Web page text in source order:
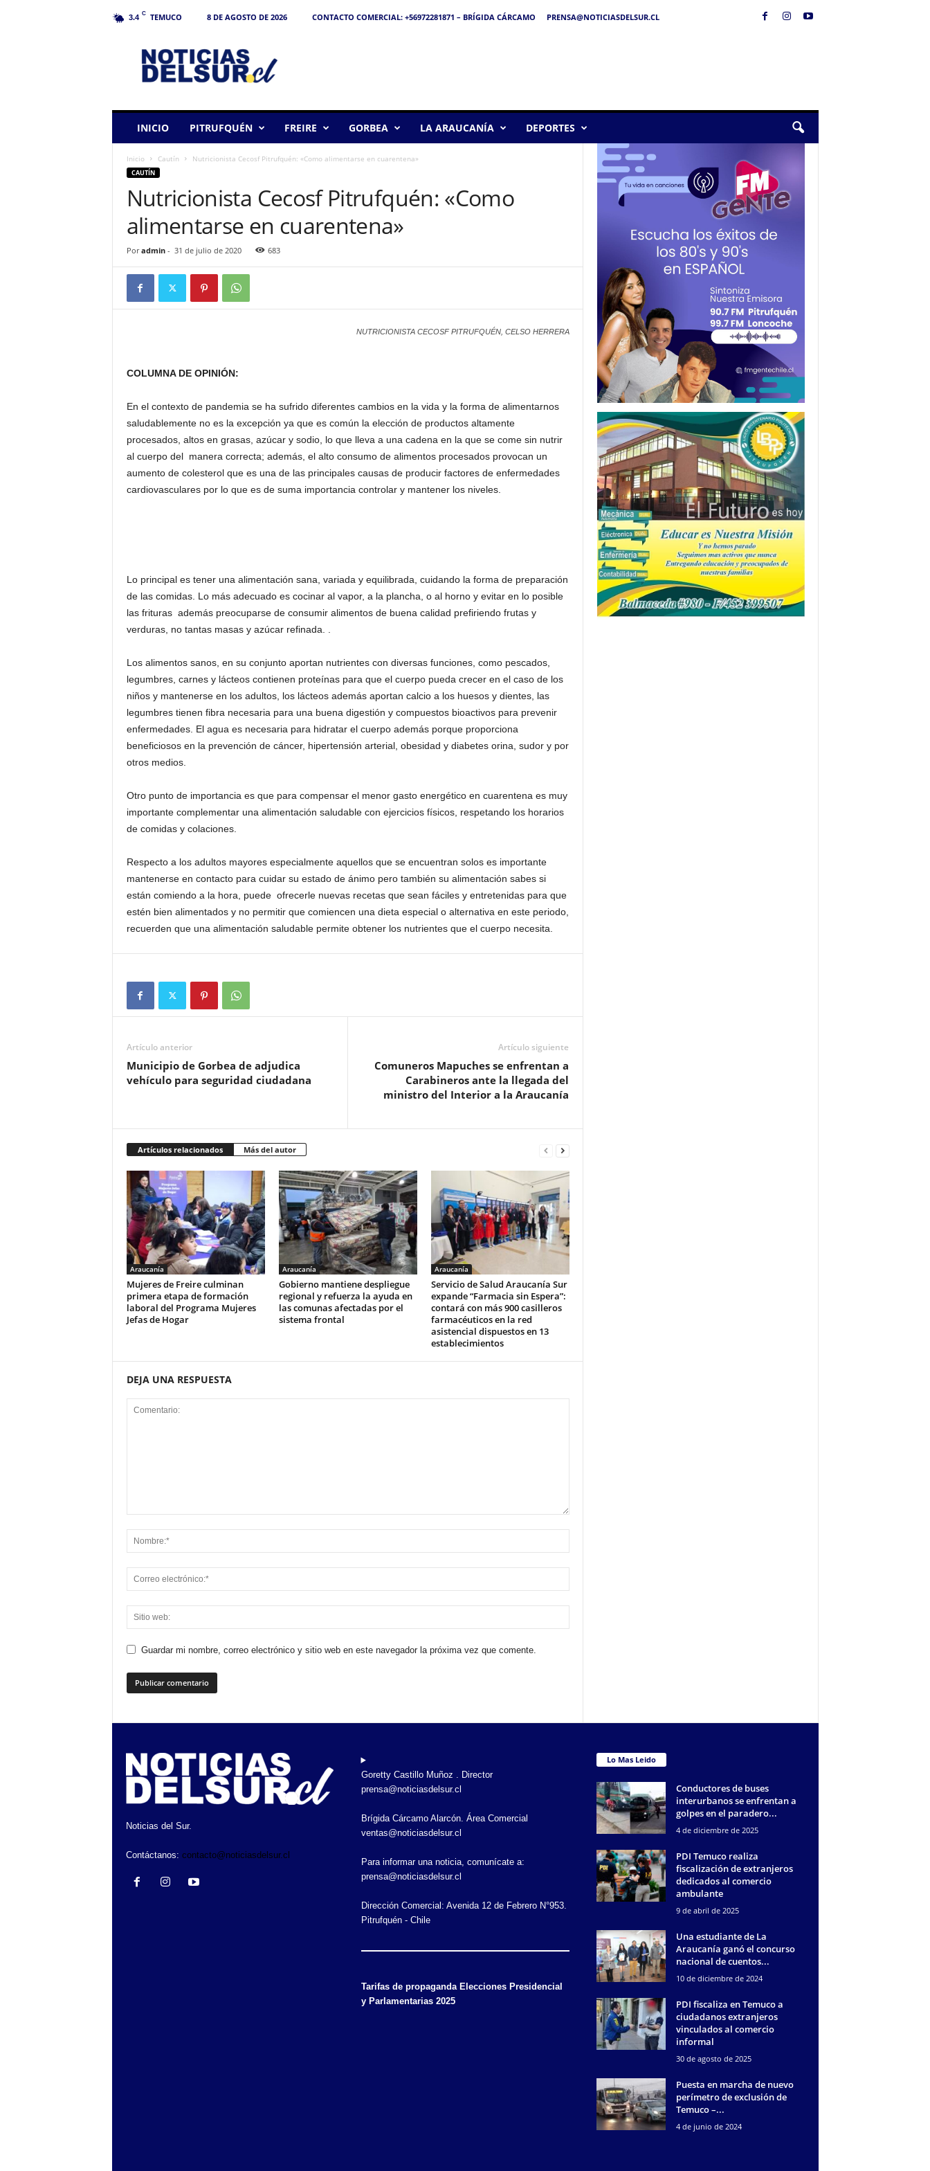
3.4 C TEMUCO 8 DE AGOSTO DE 2026 CONTACTO COMERCIAL: +56972281871 – BRÍGIDA CÁRCAMO
PRENSA@NOTICIASDELSUR.CL
INICIO PITRUFQUÉN FREIRE GORBEA LA ARAUCANÍA DEPORTES
Inicio Cautín Nutricionista Cecosf Pitrufquén: «Como alimentarse en cuarentena»
CAUTÍN
Nutricionista Cecosf Pitrufquén: «Como
alimentarse en cuarentena»
Por admin- 31 de julio de 2020 683
NUTRICIONISTA CECOSF PITRUFQUÉN, CELSO HERRERA
COLUMNA DE OPINIÓN:
En el contexto de pandemia se ha sufrido diferentes cambios en la vida y la forma de alimentarnos
saludablemente no es la excepción ya que es común la elección de productos altamente
procesados, altos en grasas, azúcar y sodio, lo que lleva a una cadena en la que se come sin nutrir
al cuerpo del manera correcta; además, el alto consumo de alimentos procesados provocan un
aumento de colesterol que es una de las principales causas de producir factores de enfermedades
cardiovasculares por lo que es de suma importancia controlar y mantener los niveles.
Lo principal es tener una alimentación sana, variada y equilibrada, cuidando la forma de preparación
de las comidas. Lo más adecuado es cocinar al vapor, a la plancha, o al horno y evitar en lo posible
las frituras además preocuparse de consumir alimentos de buena calidad prefiriendo frutas y
verduras, no tantas masas y azúcar refinada. .
Los alimentos sanos, en su conjunto aportan nutrientes con diversas funciones, como pescados,
legumbres, carnes y lácteos contienen proteínas para que el cuerpo pueda crecer en el caso de los
niños y mantenerse en los adultos, los lácteos además aportan calcio a los huesos y dientes, las
legumbres tienen fibra necesaria para una buena digestión y compuestos bioactivos para prevenir
enfermedades. El agua es necesaria para hidratar el cuerpo además porque proporciona
beneficiosos en la prevención de cáncer, hipertensión arterial, obesidad y diabetes orina, sudor y por
otros medios.
Otro punto de importancia es que para compensar el menor gasto energético en cuarentena es muy
importante complementar una alimentación saludable con ejercicios físicos, respetando los horarios
de comidas y colaciones.
Respecto a los adultos mayores especialmente aquellos que se encuentran solos es importante
mantenerse en contacto para cuidar su estado de ánimo pero también su alimentación sabes si
están comiendo a la hora, puede ofrecerle nuevas recetas que sean fáciles y entretenidas para que
estén bien alimentados y no permitir que comiencen una dieta especial o alternativa en este periodo,
recuerden que una alimentación saludable permite obtener los nutrientes que el cuerpo necesita.
Artículo anterior
Municipio de Gorbea de adjudica
vehículo para seguridad ciudadana
Artículo siguiente
Comuneros Mapuches se enfrentan a
Carabineros ante la llegada del
ministro del Interior a la Araucanía
Artículos relacionados Más del autor
Araucanía
Mujeres de Freire culminan
primera etapa de formación
laboral del Programa Mujeres
Jefas de Hogar
Araucanía
Gobierno mantiene despliegue
regional y refuerza la ayuda en
las comunas afectadas por el
sistema frontal
Araucanía
Servicio de Salud Araucanía Sur
expande “Farmacia sin Espera”:
contará con más 900 casilleros
farmacéuticos en la red
asistencial dispuestos en 13
establecimientos
DEJA UNA RESPUESTA
Guardar mi nombre, correo electrónico y sitio web en este navegador la próxima vez que comente.
Noticias del Sur.
Contáctanos: contacto@noticiasdelsur.cl
Goretty Castillo Muñoz . Director
prensa@noticiasdelsur.cl
Brígida Cárcamo Alarcón. Área Comercial
ventas@noticiasdelsur.cl
Para informar una noticia, comunícate a:
prensa@noticiasdelsur.cl
Dirección Comercial: Avenida 12 de Febrero N°953.
Pitrufquén - Chile
Tarifas de propaganda Elecciones Presidencial
y Parlamentarias 2025
Lo Mas Leido
Conductores de buses
interurbanos se enfrentan a
golpes en el paradero...
4 de diciembre de 2025
PDI Temuco realiza
fiscalización de extranjeros
dedicados al comercio
ambulante
9 de abril de 2025
Una estudiante de La
Araucanía ganó el concurso
nacional de cuentos...
10 de diciembre de 2024
PDI fiscaliza en Temuco a
ciudadanos extranjeros
vinculados al comercio
informal
30 de agosto de 2025
Puesta en marcha de nuevo
perímetro de exclusión de
Temuco –...
4 de junio de 2024